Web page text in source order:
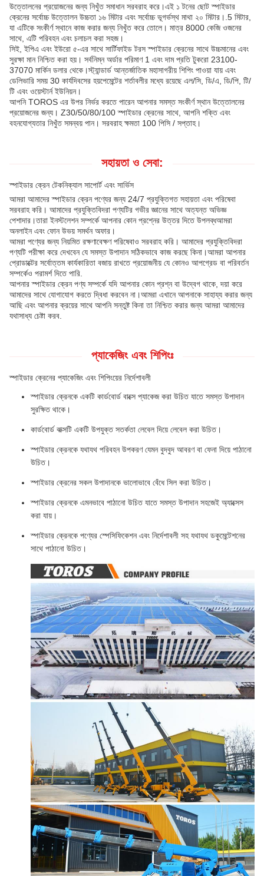
উত্তোলনের প্রয়োজনের জন্য নিখুঁত সমাধান সরবরাহ করে।এই ১ টনের ছোট স্পাইডার
ক্রেনের সর্বোচ্চ উত্তোলন উচ্চতা ১৬ মিটার এবং সর্বোচ্চ ভূগর্ভস্থ মাথা ২০ মিটার।.5 মিটার,
যা এটিকে সংকীর্ণ স্থানে কাজ করার জন্য নিখুঁত করে তোলে। মাত্র 8000 কেজি ওজনের
সাথে, এটি পরিবহন এবং চলাচল করা সহজ।
সিই, ইপিএ এবং ইউরো ৫-এর সাথে সার্টিফাইড টরস স্পাইডার ক্রেনের সাথে উচ্চমানের এবং
সুরক্ষা মান নিশ্চিত করা হয়। সর্বনিম্ন অর্ডার পরিমাণ 1 এবং দাম প্রতি টুকরো 23100-
37070 মার্কিন ডলার থেকে।স্ট্যান্ডার্ড আন্তর্জাতিক মহাসাগরীয় শিপিং পাওয়া যায় এবং
ডেলিভারি সময় 30 কার্যদিবসের হয়পেমেন্টের শর্তাবলীর মধ্যে রয়েছে এল/সি, ডি/এ, ডি/পি, টি/
টি এবং ওয়েস্টার্ন ইউনিয়ন।
আপনি TOROS এর উপর নির্ভর করতে পারেন আপনার সমস্ত সংকীর্ণ স্থান উত্তোলনের
প্রয়োজনের জন্য। Z30/50/80/100 স্পাইডার ক্রেনের সাথে, আপনি শক্তি এবং
বহনযোগ্যতার নিখুঁত সমন্বয় পান। সরবরাহ ক্ষমতা 100 পিসি / সপ্তাহ।
সহায়তা ও সেবা:
স্পাইডার ক্রেন টেকনিক্যাল সাপোর্ট এবং সার্ভিস
আমরা আমাদের স্পাইডার ক্রেন পণ্যের জন্য 24/7 প্রযুক্তিগত সহায়তা এবং পরিষেবা
সরবরাহ করি। আমাদের প্রযুক্তিবিদরা পণ্যটির গভীর জ্ঞানের সাথে অত্যন্ত অভিজ্ঞ
পেশাদার।তারা ইনস্টলেশন সম্পর্কে আপনার কোন প্রশ্নের উত্তর দিতে উপলব্ধআমরা
অনলাইন এবং ফোন উভয় সমর্থন অফার।
আমরা পণ্যের জন্য নিয়মিত রক্ষণাবেক্ষণ পরিষেবাও সরবরাহ করি। আমাদের প্রযুক্তিবিদরা
পণ্যটি পরীক্ষা করে দেখবেন যে সমস্ত উপাদান সঠিকভাবে কাজ করছে কিনা।আমরা আপনার
প্রোডাক্টের সর্বোত্তম কার্যকারিতা বজায় রাখতে প্রয়োজনীয় যে কোনও আপগ্রেড বা পরিবর্তন
সম্পর্কেও পরামর্শ দিতে পারি.
আপনার স্পাইডার ক্রেন পণ্য সম্পর্কে যদি আপনার কোন প্রশ্ন বা উদ্বেগ থাকে, দয়া করে
আমাদের সাথে যোগাযোগ করতে দ্বিধা করবেন না।আমরা এখানে আপনাকে সাহায্য করার জন্য
আছি এবং আপনার ক্রয়ের সাথে আপনি সন্তুষ্ট কিনা তা নিশ্চিত করার জন্য আমরা আমাদের
যথাসাধ্য চেষ্টা করব.
প্যাকেজিং এবং শিপিংঃ
স্পাইডার ক্রেনের প্যাকেজিং এবং শিপিংয়ের নির্দেশাবলী
স্পাইডার ক্রেনকে একটি কার্ডবোর্ড বাক্সে প্যাকেজ করা উচিত যাতে সমস্ত উপাদান
সুরক্ষিত থাকে।
কার্ডবোর্ড বাক্সটি একটি উপযুক্ত সতর্কতা লেবেল দিয়ে লেবেল করা উচিত।
স্পাইডার ক্রেনকে যথাযথ পরিবহন উপকরণ যেমন বুদবুদ আবরণ বা ফেনা দিয়ে পাঠানো
উচিত।
স্পাইডার ক্রেনের সকল উপাদানকে ভালোভাবে বেঁধে সিল করা উচিত।
স্পাইডার ক্রেনকে এমনভাবে পাঠানো উচিত যাতে সমস্ত উপাদান সহজেই অ্যাক্সেস
করা যায়।
স্পাইডার ক্রেনকে পণ্যের স্পেসিফিকেশন এবং নির্দেশাবলী সহ যথাযথ ডকুমেন্টেশনের
সাথে পাঠানো উচিত।